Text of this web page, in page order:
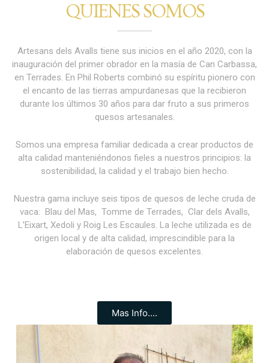
QUIENES SOMOS
Artesans dels Avalls tiene sus inicios en el año 2020, con la
inauguración del primer obrador en la masía de Can Carbassa,
en Terrades. En Phil Roberts combinó su espíritu pionero con
el encanto de las tierras ampurdanesas que la recibieron
durante los últimos 30 años para dar fruto a sus primeros
quesos artesanales.
Somos una empresa familiar dedicada a crear productos de
alta calidad manteniéndonos fieles a nuestros principios: la
sostenibilidad, la calidad y el trabajo bien hecho.
Nuestra gama incluye seis tipos de quesos de leche cruda de
vaca: Blau del Mas, Tomme de Terrades, Clar dels Avalls,
L’Eixart, Xedoli y Roig Les Escaules. La leche utilizada es de
origen local y de alta calidad, imprescindible para la
elaboración de quesos excelentes.
Mas Info....